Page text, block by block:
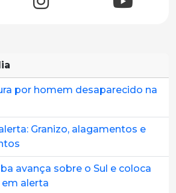
por homem desaparecido na
Granizo, alagamentos e
avança sobre o Sul e coloca
em alerta